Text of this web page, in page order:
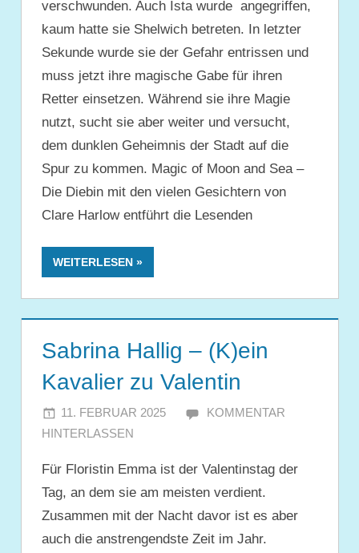
verschwunden. Auch Ista wurde angegriffen,
kaum hatte sie Shelwich betreten. In letzter
Sekunde wurde sie der Gefahr entrissen und
muss jetzt ihre magische Gabe für ihren
Retter einsetzen. Während sie ihre Magie
nutzt, sucht sie aber weiter und versucht,
dem dunklen Geheimnis der Stadt auf die
Spur zu kommen. Magic of Moon and Sea –
Die Diebin mit den vielen Gesichtern von
Clare Harlow entführt die Lesenden
WEITERLESEN
Sabrina Hallig – (K)ein
Kavalier zu Valentin
11. FEBRUAR 2025 JULIA
KOMMENTAR
HINTERLASSEN
Für Floristin Emma ist der Valentinstag der
Tag, an dem sie am meisten verdient.
Zusammen mit der Nacht davor ist es aber
auch die anstrengendste Zeit im Jahr.